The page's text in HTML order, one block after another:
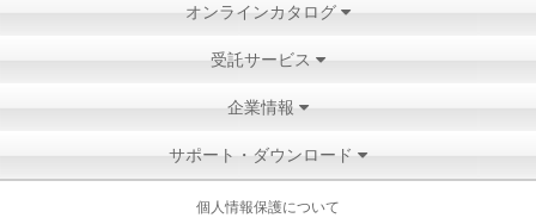
オンラインカタログ
受託サービス
企業情報
サポート・ダウンロード
個人情報保護について